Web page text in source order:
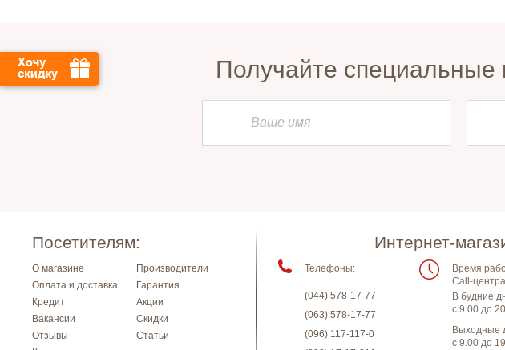
Получайте
Посетителям:
О магазине
Производители
Оплата и доставка
Гарантия
Кредит
Акции
Вакансии
Скидки
Отзывы
Статьи
Интернет-
Телефоны:
(044) 578-17-77
(063) 578-17-77
(096) 117-117-0
Время
Call-
В будние
с 9.00 до
Выходные
с 9.00 до